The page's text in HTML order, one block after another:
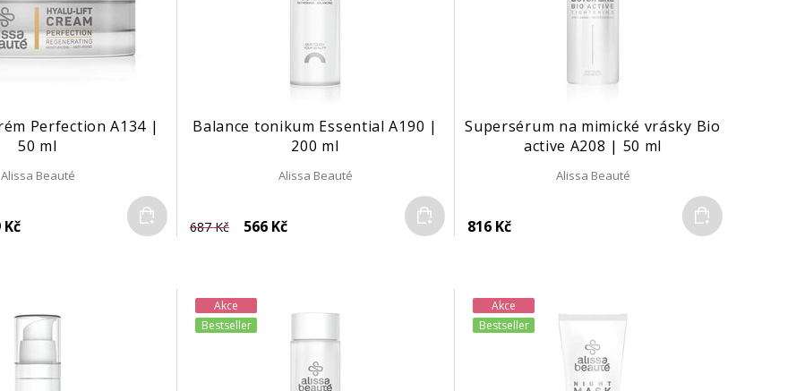
Perfection A134 |
50 ml
Alissa Beauté
Kč
Do košíku
Balance tonikum Essential A190 |
200 ml
Alissa Beauté
687 Kč 566 Kč
Do košíku
Supersérum na mimické vrásky Bio
active A208 | 50 ml
Alissa Beauté
816 Kč
Do košíku
Akce
Bestseller
Akce
Bestseller